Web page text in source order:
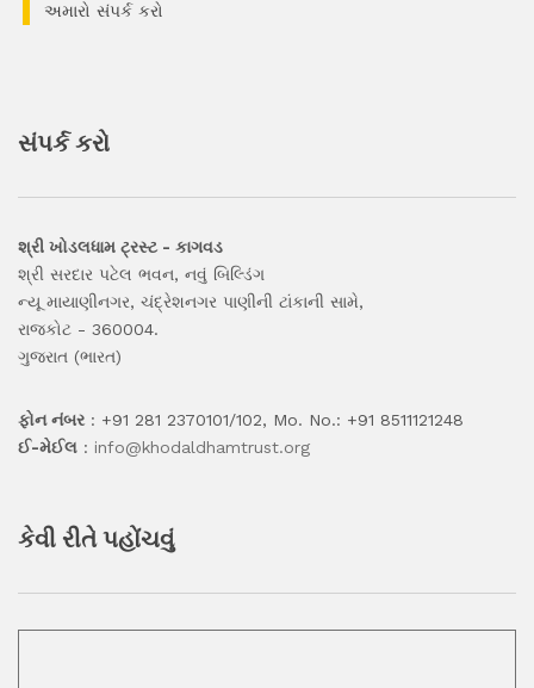
અમારો સંપર્ક કરો
સંપર્ક કરો
શ્રી ખોડલધામ ટ્રસ્ટ - કાગવડ
શ્રી સરદાર પટેલ ભવન, નવું બિલ્ડિંગ
ન્યૂ માયાણીનગર, ચંદ્રેશનગર પાણીની ટાંકાની સામે,
રાજકોટ - 360004.
ગુજરાત (ભારત)
ફોન નંબર: +91 281 2370101/102, Mo. No.: +91 8511121248
ઈ-મેઈલ : info@khodaldhamtrust.org
કેવી રીતે પહોંચવું